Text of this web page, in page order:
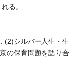
る。
(2)シルバー人生・生
の保育問題を語り合